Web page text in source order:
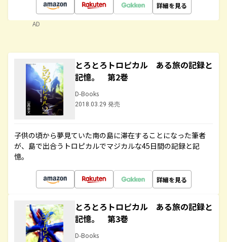
詳細を見る
AD
とろとろトロピカル ある旅の記録と
記憶。 第2巻
D-Books
2018.03.29 発売
子供の頃から夢見ていた南の島に滞在することになった筆者
が、島で出合うトロピカルでマジカルな45日間の記録と記
憶。
詳細を見る
とろとろトロピカル ある旅の記録と
記憶。 第3巻
D-Books